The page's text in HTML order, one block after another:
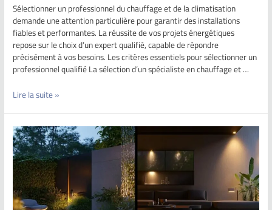
Sélectionner un professionnel du chauffage et de la climatisation
demande une attention particulière pour garantir des installations
fiables et performantes. La réussite de vos projets énergétiques
repose sur le choix d’un expert qualifié, capable de répondre
précisément à vos besoins. Les critères essentiels pour sélectionner un
professionnel qualifié La sélection d’un spécialiste en chauffage et …
Lire la suite »